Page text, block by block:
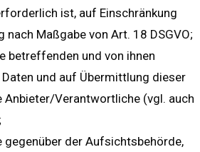
ist, auf Einschränkung
nach Maßgabe von Art. 18 DSGVO;
betreffenden und von ihnen
und auf Übermittlung dieser
Anbieter/Verantwortliche (vgl. auch
gegenüber der Aufsichtsbehörde,